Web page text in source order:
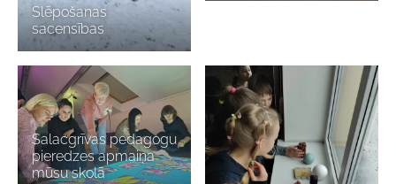
Slēpošanas
sacensības
Salacgrīvas pedagogu
pieredzes apmaiņa
mūsu skolā